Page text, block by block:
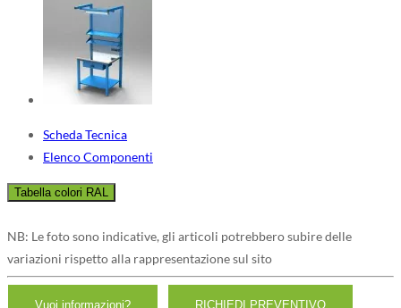
Scheda Tecnica
Elenco Componenti
NB: Le foto sono indicative, gli articoli potrebbero subire delle
variazioni rispetto alla rappresentazione sul sito